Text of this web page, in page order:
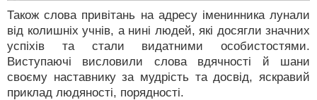
Також слова привітань на адресу іменинника лунали
від колишніх учнів, а нині людей, які досягли значних
успіхів та стали видатними особистостями.
Виступаючі висловили слова вдячності й шани
своєму наставнику за мудрість та досвід, яскравий
приклад людяності, порядності.